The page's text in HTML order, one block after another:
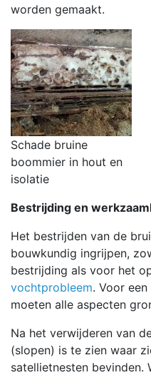
worden gemaakt.
Schade bruine
boommier in hout en
isolatie
Bestrijding en
Het bestrijden van de
bouwkundig ingrijpen,
bestrijding als voor het
vochtprobleem. Voor
moeten alle aspecten
Na het verwijderen van
(slopen) is te zien waar
satellietnesten bevinden.